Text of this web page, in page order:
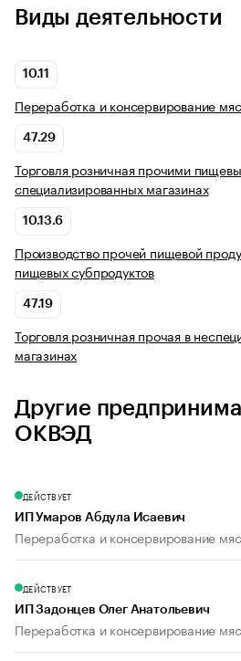
Виды деятельности
10.11
Переработка и консервирование
47.29
Торговля розничная прочими
специализированных магазинах
10.13.6
Производство прочей пищевой
пищевых субпродуктов
47.19
Торговля розничная прочая в
магазинах
Другие
ОКВЭД
ДЕЙСТВУЕТ
ИП Умаров Абдула Исаевич
Переработка и консервирование
ДЕЙСТВУЕТ
ИП Задонцев Олег Анатольевич
Переработка и консервирование